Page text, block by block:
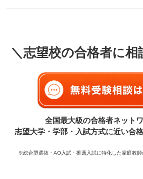
＼志望校の合格者に相
全国最大級の合格者ネットワ
志望大学・学部・入試方式に近い合
※総合型選抜・AO入試・推薦入試に特化した家庭教師